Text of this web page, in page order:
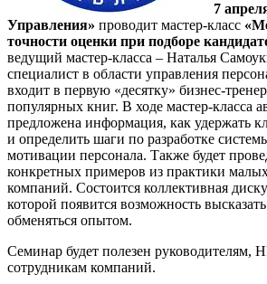
7
Управления» проводит мастер-класс
точности оценки при подборе
ведущий мастер-класса – Наталья
специалист в области управления
входит в первую «десятку» бизнес-
популярных книг. В ходе мастер-класса
предложена информация, как удержать
и определить шаги по разработке
мотивации персонала. Также будет
конкретных примеров из практики
компаний. Состоится коллективная
которой появится возможность
обменяться опытом.
Семинар будет полезен руководителям,
сотрудникам компаний.